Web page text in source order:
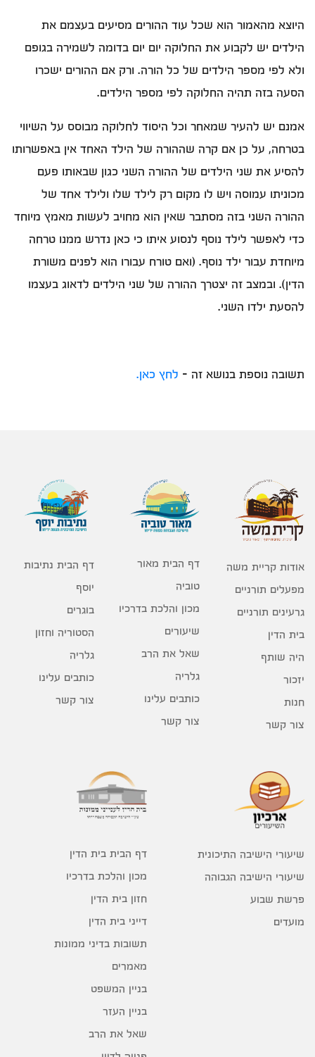
היוצא מהאמור הוא שכל עוד ההורים מסיעים בעצמם את
הילדים יש לקבוע את החלוקה יום יום בדומה לשמירה בגופם
ולא לפי מספר הילדים של כל הורה. ורק אם ההורים ישכרו
הסעה בזה תהיה החלוקה לפי מספר הילדים.
אמנם יש להעיר שמאחר וכל היסוד לחלוקה מבוסס על השיווי
בטרחה, על כן אם קרה שההורה של הילד האחד אין באפשרותו
להסיע את שני הילדים של ההורה השני כגון שבאותו פעם
מכוניתו עמוסה ויש לו מקום רק לילד שלו ולילד אחד של
ההורה השני בזה מסתבר שאין הוא מחויב לעשות מאמץ מיוחד
כדי לאפשר לילד נוסף לנסוע איתו כי כאן נדרש ממנו טרחה
מיוחדת עבור ילד נוסף. (ואם טורח עבורו הוא לפנים משורת
הדין). ובמצב זה יצטרך ההורה של שני הילדים לדאוג בעצמו
להסעת ילדו השני.
תשובה נוספת בנושא זה - לחץ כאן.
אודות קריית משה
מפעלים תורניים
גרעינים תורניים
בית הדין
היה שותף
יזכור
חנות
צור קשר
דף הבית מאור
טוביה
מכון והלכת בדרכיו
שיעורים
שאל את הרב
גלריה
כותבים עלינו
צור קשר
דף הבית נתיבות
יוסף
בוגרים
הסטוריה וחזון
גלריה
כותבים עלינו
צור קשר
שיעורי הישיבה התיכונית
שיעורי הישיבה הגבוהה
פרשת שבוע
מועדים
דף הבית בית הדין
מכון והלכת בדרכיו
חזון בית הדין
דייני בית הדין
תשובות בדיני ממונות
מאמרים
בניין המשפט
בניין העזר
שאל את הרב